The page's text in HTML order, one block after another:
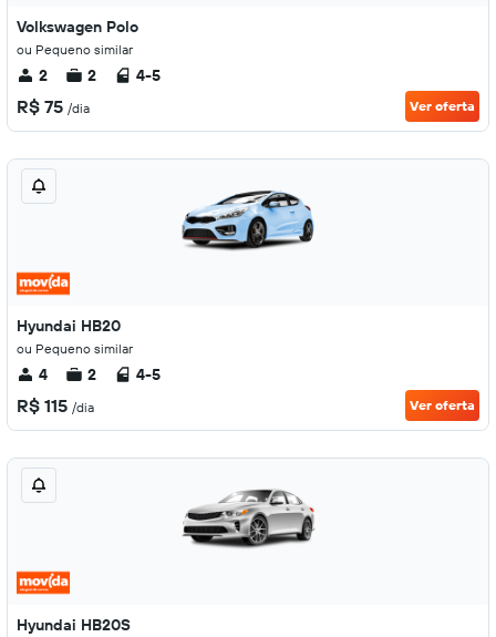
Volkswagen Polo
ou Pequeno similar
2 2 4-5
R$ 75 /dia Ver oferta
Hyundai HB20
ou Pequeno similar
4 2 4-5
R$ 115 /dia Ver oferta
Hyundai HB20S